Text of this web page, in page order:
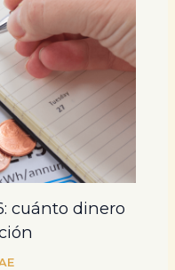
cuánto dinero